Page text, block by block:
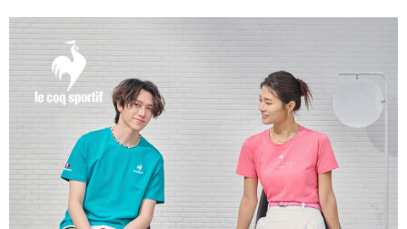
1.分期款項不併入電信帳單，「大哥付你分期」於每月結算日後寄送繳費提
醒簡訊。
2.透過簡訊連結打開帳單後，可選擇「超商條碼／台灣大直營門市／銀行轉
帳／街口支付／iPASS MONEY」等通路繳費。
【注意事項】
1.本服務係由「台灣大哥大股份有限公司」（以下簡稱本公司）所提供，讓
用戶於交易時，得透過本服務購買商品或服務，並由商店將買賣／分期付款
買賣價金債權讓與本公司後，依約使用本公司帳單繳交帳款。
2.基於同意付款使用「大哥付你分期」之契約關係目的，商店將以您的個人
資料（包含姓名、電話或地址）提供予台灣大哥大進項蒐集、處理及利用，
由本公司與您本人進行分期帳單所需資料之確認、核對及更正。
3.完整用戶服務條款，請詳閱以下連結：https://oppay.tw/userRule
【「AFTEE先享後付」結帳流程】
１．於結帳方式選擇「AFTEE先享後付」後，將跳轉至「AFTEE先享後付」
結帳頁面，進行簡訊認證並確認金額後，即可完成結帳。
２．訂單成立數日內，您將收到繳費通知簡訊。
３．收到繳費通知簡訊後14天內，點擊此簡訊中的連結，可透過四大超商／
ATM／網路銀行／等多元方式進行付款，方視為交易完成。
※ 請注意：結帳手續完成當下不需立刻繳費，但若您需要取消訂單，請聯絡
購買商品的店家。未經商家同意取消之訂單仍視為有效，需透過AFTEE先享
後付繳納相關費用。
※ 交易是否成功請以「AFTEE先享後付 」之結帳頁面顯示為準，若有關於
是否繳費成功／繳費後需取消欲退款等相關疑問，請聯繫「AFTEE先享後付
客戶支援中心」 https://netprotections.freshdesk.com/support/home
免運費
付款後全家取貨
免運費
萊爾富取貨付款
付款後萊爾富取貨
免運費